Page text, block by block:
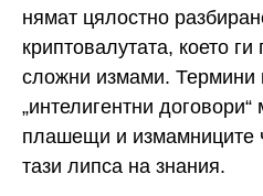
нямат цялостно
криптовалутата, което
сложни измами. Термини
„интелигентни
плашещи и измамниците
тази липса на знания.